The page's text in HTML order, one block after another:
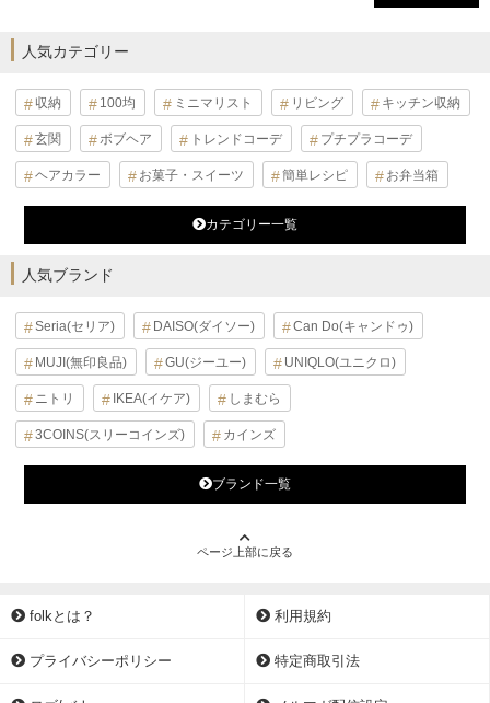
人気カテゴリー
収納 100均 ミニマリスト リビング キッチン収納
玄関 ボブヘア トレンドコーデ プチプラコーデ
ヘアカラー お菓子・スイーツ 簡単レシピ お弁当箱
カテゴリー一覧
人気ブランド
Seria(セリア) DAISO(ダイソー) Can Do(キャンドゥ)
MUJI(無印良品) GU(ジーユー) UNIQLO(ユニクロ)
ニトリ IKEA(イケア) しまむら
3COINS(スリーコインズ) カインズ
ブランド一覧
ページ上部に戻る
folkとは？ 利用規約
プライバシーポリシー 特定商取引法